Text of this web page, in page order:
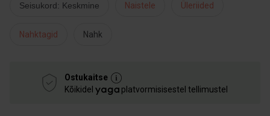
Seisukord: Keskmine Naistele Üleriided
Nahktagid Nahk
Ostukaitse
Kõikidel
platvormisisestel tellimustel